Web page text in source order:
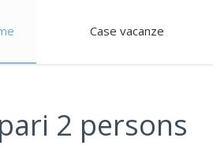
Case vacanze
2 persons